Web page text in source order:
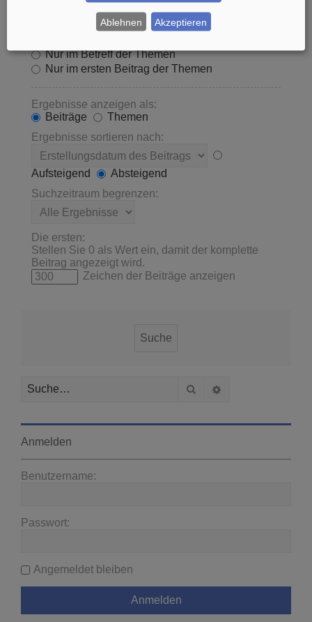
Innerhalb suchen:
Betreff und Text der Beiträge
Nur im Betreff der Themen
Nur im ersten Beitrag der Themen
Ergebnisse anzeigen als:
Beiträge
Themen
Ergebnisse sortieren nach:
Aufsteigend
Absteigend
Suchzeitraum begrenzen:
Die ersten:
Stellen Sie 0 als Wert ein, damit der komplette
Beitrag angezeigt wird.
Zeichen der Beiträge anzeigen
Suche
Anmelden
Benutzername:
Passwort:
Angemeldet bleiben
Ablehnen Akzeptieren